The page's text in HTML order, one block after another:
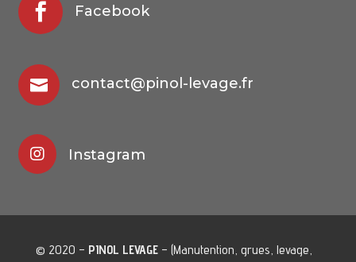
 Facebook
 contact@pinol-levage.fr
 Instagram
© 2020 – PINOL LEVAGE– (Manutention, grues, levage,